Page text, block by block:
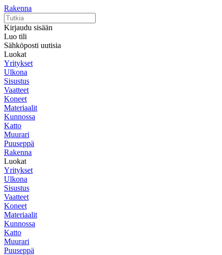
Rakenna
Kirjaudu sisään
Luo tili
Sähköposti uutisia
Luokat
Yritykset
Ulkona
Sisustus
Vaatteet
Koneet
Materiaalit
Kunnossa
Katto
Muurari
Puuseppä
Rakenna
Luokat
Yritykset
Ulkona
Sisustus
Vaatteet
Koneet
Materiaalit
Kunnossa
Katto
Muurari
Puuseppä